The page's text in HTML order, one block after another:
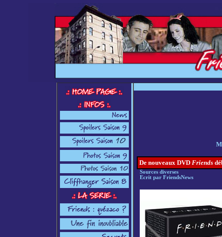
De nouveaux DVD Friends
Sources diverses
Ecrit par FriendsNews